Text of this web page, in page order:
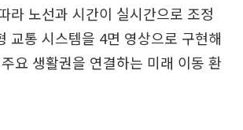
라 노선과 시간이 실시간으로 조정
교통 시스템을 4면 영상으로 구현해
요 생활권을 연결하는 미래 이동 환